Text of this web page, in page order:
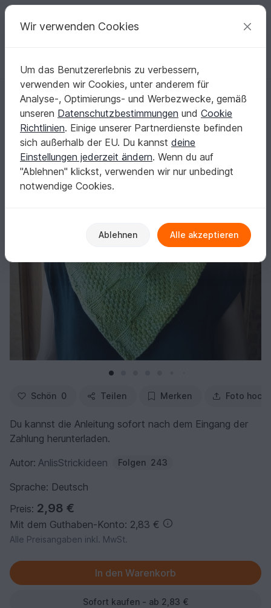
Deine kreativen Ideen
Deutsch | € (EUR) einloggen Kostenlos registrieren
Startseite Stricken Schals Kragenschals
Rakas, gestrickter Schalkragen
Rakas, gestrickter Schalkragen
Schön 0 Teilen Merken Foto
Du kannst die Anleitung sofort nach dem Eingang der
Zahlung herunterladen.
Autor: AnlisStrickideen Folgen 243
Sprache: Deutsch
Preis: 2,98 €
Mit dem Guthaben-Konto: 2,83 €
Alle Preisangaben inkl. MwSt.
Sofort kaufen - ab 2,83 €
Wir verwenden Cookies
Um das Benutzererlebnis zu verbessern,
verwenden wir Cookies, unter anderem für
Analyse-, Optimierungs- und Werbezwecke, gemäß
unseren Datenschutzbestimmungen und Cookie
Richtlinien. Einige unserer Partnerdienste befinden
sich außerhalb der EU. Du kannst deine
Einstellungen jederzeit ändern. Wenn du auf
"Ablehnen" klickst, verwenden wir nur unbedingt
notwendige Cookies.
Ablehnen Alle akzeptieren